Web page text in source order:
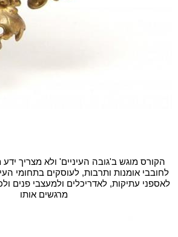
הקורס מוגש ב'גובה העיניים' ולא מצריך
לחובבי אומנות ותרבות, לעוסקים בתחומי
לאספני עתיקות, לאדריכלים ולמעצבי פנים
מרגשים אותו